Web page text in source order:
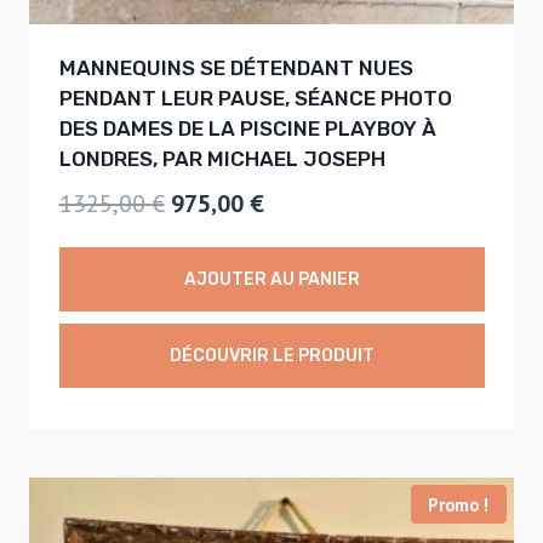
,
0
0
€
€
.
MANNEQUINS SE DÉTENDANT NUES
PENDANT LEUR PAUSE, SÉANCE PHOTO
DES DAMES DE LA PISCINE PLAYBOY À
LONDRES, PAR MICHAEL JOSEPH
1325,00€ L
e
r
i
x
n
975,00€L
e
p
r
i
x
c
t
AJOUTER AU PANIER
DÉCOUVRIR LE PRODUIT
Promo !